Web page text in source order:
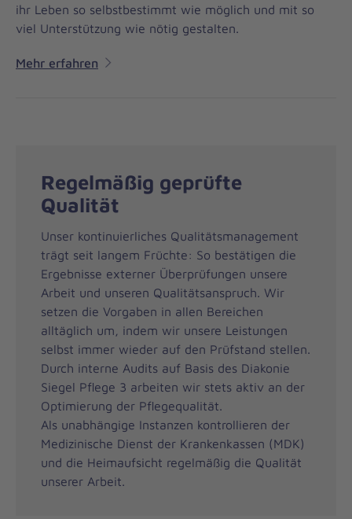
ihr Leben so selbstbestimmt wie möglich und mit so
viel Unterstützung wie nötig gestalten.
Mehr erfahren
Regelmäßig geprüfte
Qualität
Unser kontinuierliches Qualitätsmanagement
trägt seit langem Früchte: So bestätigen die
Ergebnisse externer Überprüfungen unsere
Arbeit und unseren Qualitätsanspruch. Wir
setzen die Vorgaben in allen Bereichen
alltäglich um, indem wir unsere Leistungen
selbst immer wieder auf den Prüfstand stellen.
Durch interne Audits auf Basis des Diakonie
Siegel Pflege 3 arbeiten wir stets aktiv an der
Optimierung der Pflegequalität.
Als unabhängige Instanzen kontrollieren der
Medizinische Dienst der Krankenkassen (MDK)
und die Heimaufsicht regelmäßig die Qualität
unserer Arbeit.